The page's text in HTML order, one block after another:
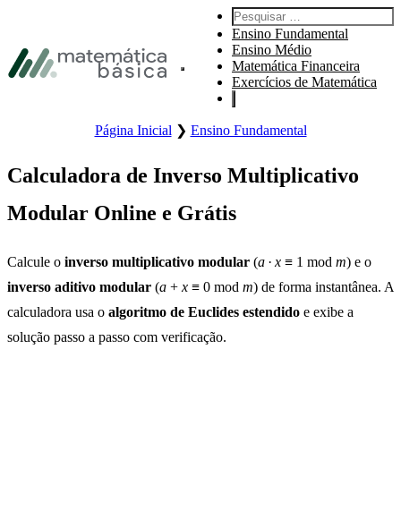
Pular Rodapé
Abre o menu principal do site.
Pesquisar por:
Ensino Fundamental
Ensino Médio
Matemática Financeira
Exercícios de Matemática
Página Inicial ❯ Ensino Fundamental
Calculadora de Inverso Multiplicativo
Modular Online e Grátis
Calcule o inverso multiplicativo modular (a · x ≡ 1 mod m) e o
inverso aditivo modular (a + x ≡ 0 mod m) de forma instantânea. A
calculadora usa o algoritmo de Euclides estendido e exibe a
solução passo a passo com verificação.